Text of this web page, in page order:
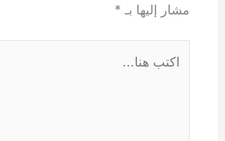
مشار إليها بـ *
هنا...